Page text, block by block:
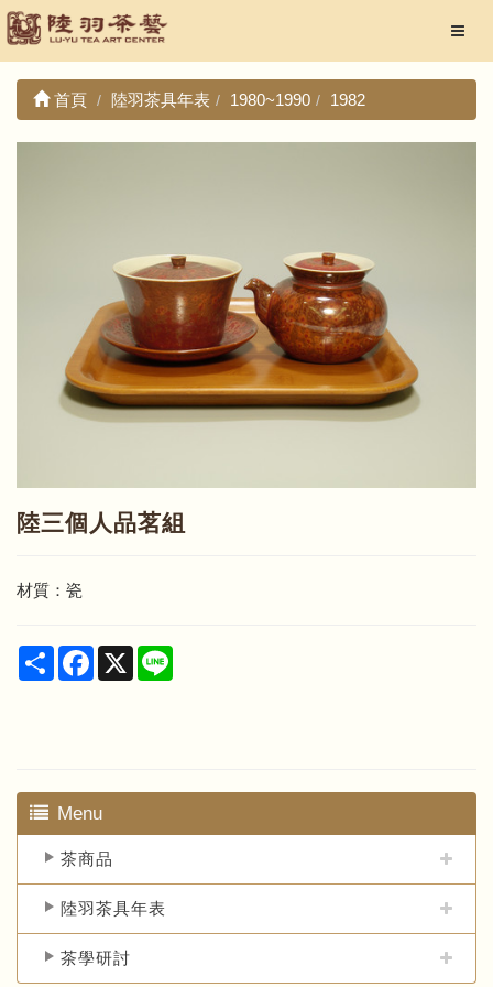
首頁 陸羽茶具年表 1980~1990 1982
陸三個人品茗組
材質：瓷
Share Facebook
X
Menu
茶商品
陸羽茶具年表
茶學研討